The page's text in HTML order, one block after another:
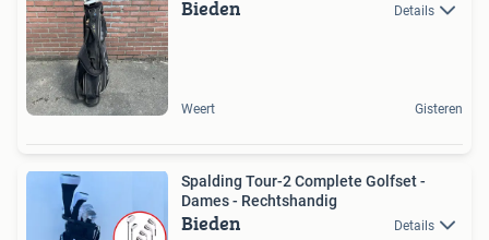
Bieden Details
Weert Gisteren
Spalding Tour-2 Complete Golfset -
Dames - Rechtshandig
Bieden Details